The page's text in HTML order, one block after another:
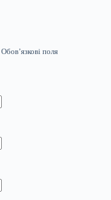
Обов’язкові поля